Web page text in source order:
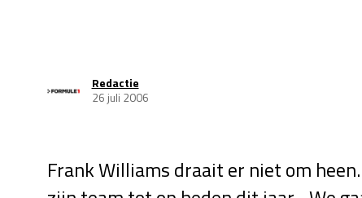
Redactie
26 juli 2006
Frank Williams draait er niet om